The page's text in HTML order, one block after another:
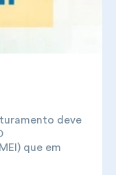
deve
que em